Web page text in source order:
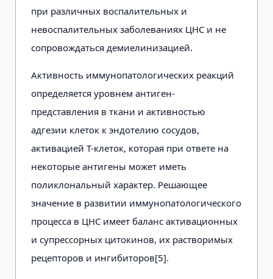
при различных воспалительных и
невоспалительных заболеваниях ЦНС и не
сопровождаться демиелинизацией.
Активность иммунопатологических реакций
определяется уровнем антиген-
представления в ткани и активностью
адгезии клеток к эндотелию сосудов,
активацией Т-клеток, которая при ответе на
некоторые антигены может иметь
поликлональный характер. Решающее
значение в развитии иммунопатологического
процесса в ЦНС имеет баланс активационных
и супрессорных цитокинов, их растворимых
рецепторов и ингибиторов[5].